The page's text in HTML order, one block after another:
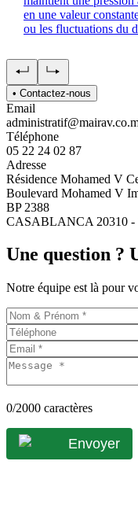
en une valeur
ou les fluctuations du
• Contactez-nous
Email
Téléphone
05 22 24 02 87
Adresse
Résidence Mohamed V
Boulevard Mohamed V
BP 2388
CASABLANCA 20310 -
Une question ?
Notre équipe est là pour
0/2000 caractères
Envoyer